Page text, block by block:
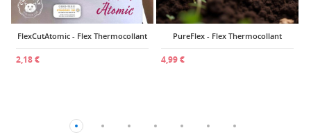
FlexCutAtomic - Flex Thermocollant
2,18 €
PureFlex - Flex Thermocollant
4,99 €